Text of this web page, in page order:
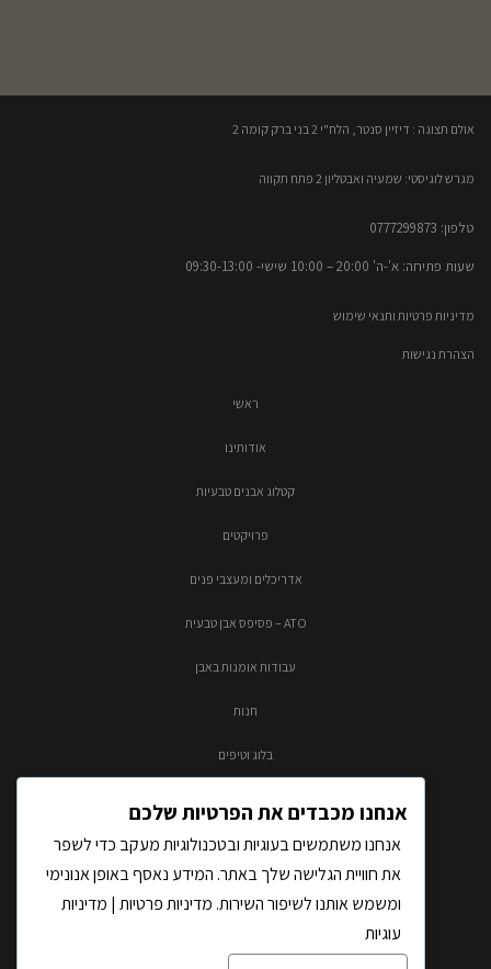
אולם תצוגה : דיזיין סנטר, הלח"י 2 בני ברק קומה 2​
מגרש לוגיסטי: שמעיה ואבטליון 2 פתח תקווה
טלפון: 0777299873​
שעות פתיחה: א'-ה' 20:00 – 10:00​​ שישי- 09:30-13:00
מדיניות פרטיות ותנאי שימוש
הצהרת נגישות
ראשי
אודותינו
קטלוג אבנים טבעיות
פרויקטים
אדריכלים ומעצבי פנים
ATO – פסיפס אבן טבעית
עבודות אומנות באבן
חנות
בלוג וטיפים
אנחנו מכבדים את הפרטיות שלכם
אנחנו משתמשים בעוגיות ובטכנולוגיות מעקב כדי לשפר
את חוויית הגלישה שלך באתר. המידע נאסף באופן אנונימי
ומשמש אותנו לשיפור השירות. מדיניות פרטיות | מדיניות
עוגיות